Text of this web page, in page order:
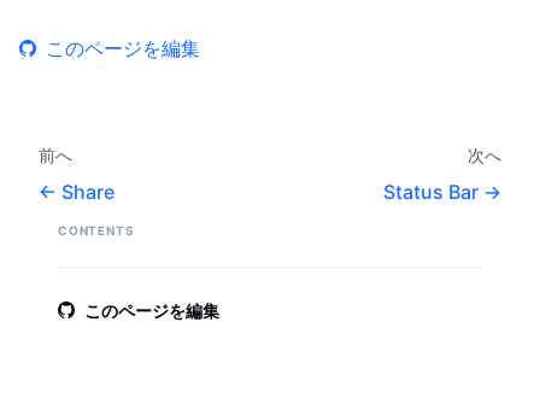
このページを編集
前へ
Share
次へ
Status Bar
CONTENTS
このページを編集